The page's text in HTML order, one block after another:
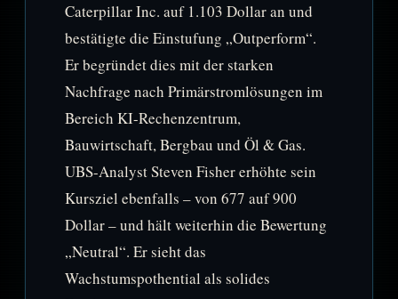
Caterpillar Inc. auf 1.103 Dollar an und
bestätigte die Einstufung „Outperform“.
Er begründet dies mit der starken
Nachfrage nach Primärstromlösungen im
Bereich KI-Rechenzentrum,
Bauwirtschaft, Bergbau und Öl & Gas.
UBS-Analyst Steven Fisher erhöhte sein
Kursziel ebenfalls – von 677 auf 900
Dollar – und hält weiterhin die Bewertung
„Neutral“. Er sieht das
Wachstumspothential als solides